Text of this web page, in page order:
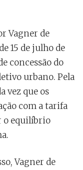
Vagner de
15 de julho de
concessão do
urbano. Pela
vez que os
com a tarifa
o equilíbrio
Vagner de